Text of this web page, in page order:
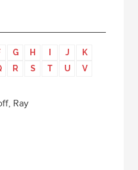
G H J
K
R S T U
V
Ray